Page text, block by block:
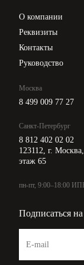
О компании
Реквизиты
Контакты
Руководство
Москва
8 499 009 77 27
Санкт-Петербург
8 812 402 02 02
123112, г.
этаж 65
пн-пт, 9:00–18:00
Подписаться на